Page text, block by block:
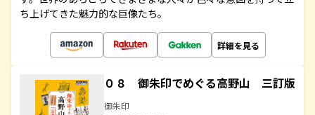
ち上げてきた魅力的な巨像たち。
詳細を見る
０８ 御朱印でめぐる高野山 三訂版
御朱印